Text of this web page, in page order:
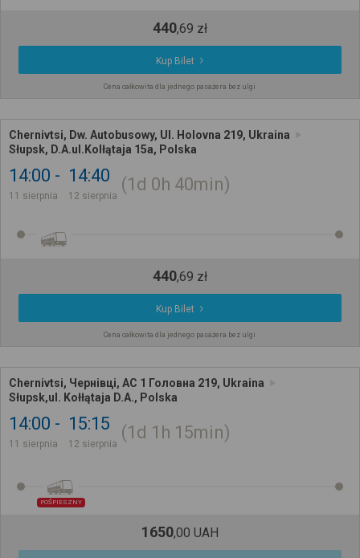
440,69 zł
Kup Bilet
Cena całkowita dla jednego pasażera bez ulgi
Chernivtsi, Dw. Autobusowy, Ul. Holovna 219, Ukraina
Słupsk, D.A.ul.Kolłątaja 15a, Polska
14:00
11 sierpnia
14:40
12 sierpnia
1d 0h 40min
440,69 zł
Kup Bilet
Cena całkowita dla jednego pasażera bez ulgi
Chernivtsi, Чернівці, АС 1 Головна 219, Ukraina
Słupsk,ul. Kołłątaja D.A., Polska
14:00
11 sierpnia
15:15
12 sierpnia
1d 1h 15min
POŚPIESZNY
1650,00 UAH